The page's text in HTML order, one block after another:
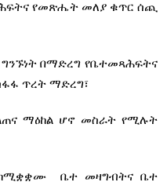
የመጽሔት መለያ ቁጥር ሰጪ
ግንኙነት በማድረግ የቤተመጻሕፍትና
ጥረት ማድረግ፣
ማዕከል ሆኖ መስራት የሚሉት
ከሚቋቋሙ ቤተ መዛግብትና ቤተ